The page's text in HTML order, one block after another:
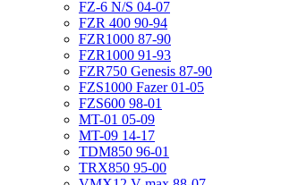
FZ-6 N/S 04-07
FZR 400 90-94
FZR1000 87-90
FZR1000 91-93
FZR750 Genesis 87-90
FZS1000 Fazer 01-05
FZS600 98-01
MT-01 05-09
MT-09 14-17
TDM850 96-01
TRX850 95-00